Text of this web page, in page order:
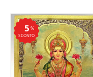
%
SCONTO
5